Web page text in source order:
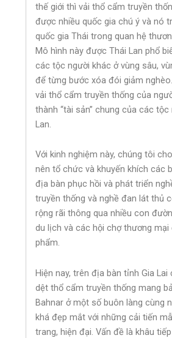
thế giới thì vải thổ cẩm truyền
được nhiều quốc gia chú ý và nó
quốc gia Thái trong quan hệ
Mô hình này được Thái Lan phổ
các tộc người khác ở vùng sâu,
để từng bước xóa đói giảm
vải thổ cẩm truyền thống của
thành “tài sản” chung của các tộc
Lan.
Với kinh nghiệm này, chúng tôi
nên tổ chức và khuyến khích các
địa bàn phục hồi và phát triển
truyền thống và nghề đan lát thủ
rộng rãi thông qua nhiều con
du lịch và các hội chợ thương
phẩm.
Hiện nay, trên địa bàn tỉnh Gia Lai
dệt thổ cẩm truyền thống mang
Bahnar ở một số buôn làng cùng
khá đẹp mắt với những cải tiến
trang, hiện đại. Vấn đề là khâu